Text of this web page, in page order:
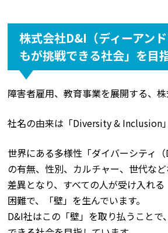
株式会社D&I（ディーアン
もが挑戦できる社会」を目
障害者雇用、教育事業を展開する、株
社名の由来は「Diversity & Inclusion
世界にある多様性「ダイバーシティ
の有無、性別、カルチャー、世代な
差異となり、すべての人が受け入れ
困難で、「壁」を生んでいます。
D&I社はこの「壁」を取り払うことで